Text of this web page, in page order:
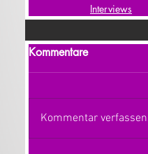
Interviews
Kommentare
Kommentar